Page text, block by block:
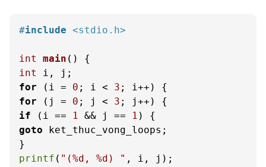
#include <stdio.h>
int main ()
int
for (i = 0 ; i < 3
for (j = 0 ; j < 3
if (i == 1 && j == 1
goto ket_thuc_vong_loops;
printf ( "(%d, %d) " , i, j);